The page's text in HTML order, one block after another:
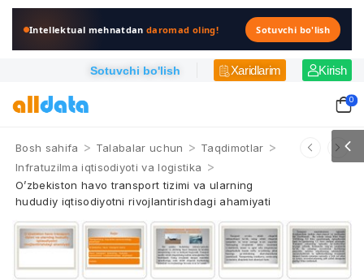
Intellektual mehnatdandaromad oling! Sotuvchi bo'lish
Sotuvchi bo'lish Xaridlarim Kirish
0
Bosh sahifa > Talabalar uchun > Taqdimotlar >
Infratuzilma iqtisodiyoti va logistika >
O’zbekiston havo transport tizimi va ularning
hududiy iqtisodiyotni rivojlantirishdagi ahamiyati